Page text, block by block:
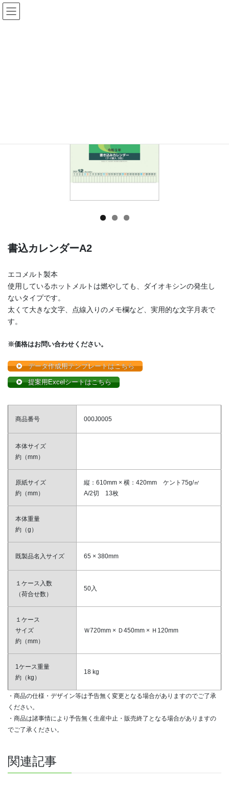
コ
ン
ナ
ビ
書込カレンダーA2
エコメルト製本
使用しているホットメルトは燃やしても、ダイオキシンの発生し
ないタイプです。
太くて大きな文字、点線入りのメモ欄など、実用的な文字月表で
す。
※価格はお問い合わせください。
データ作成用テンプレートはこちら
提案用Excelシートはこちら
商品番号 000J0005
本体サイズ
約（mm）
原紙サイズ
約（mm）
縦：610mm × 横：420mm ケント75g/㎡
A/2切 13枚
本体重量
約（g）
既製品名入サイズ 65 × 380mm
１ケース入数
（荷合せ数）
50入
１ケース
サイズ
約（mm）
Ｗ720mm × Ｄ450mm × Ｈ120mm
1ケース重量
約（kg）
18 kg
・商品の仕様・デザイン等は予告無く変更となる場合がありますのでご了承
ください。
・商品は諸事情により予告無く生産中止・販売終了となる場合がありますの
でご了承ください。
関連記事